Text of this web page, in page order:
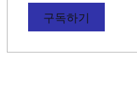
구독하기